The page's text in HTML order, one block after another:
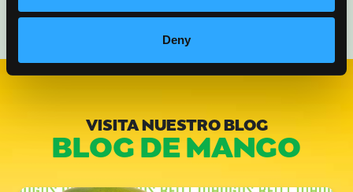
Deny
VISITA NUESTRO BLOG
BLOG DE MANGO